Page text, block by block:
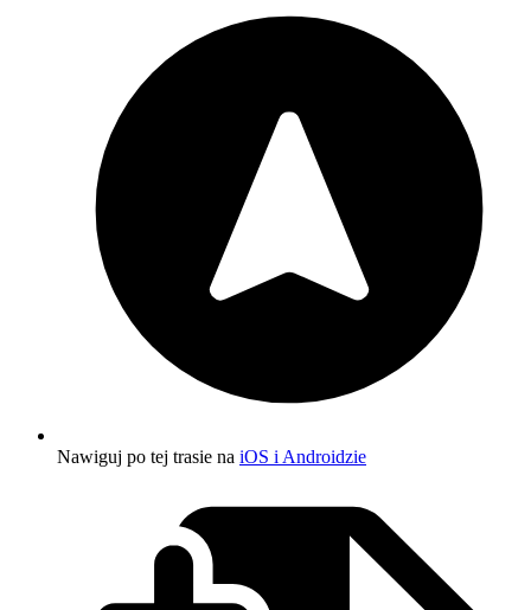
Nawiguj po tej trasie na iOS i Androidzie